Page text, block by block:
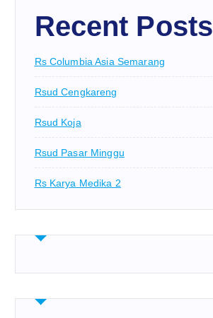
Recent Posts
Rs Columbia Asia Semarang
Rsud Cengkareng
Rsud Koja
Rsud Pasar Minggu
Rs Karya Medika 2